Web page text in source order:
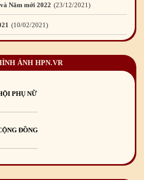
Năm mới 2022 23/12/2021
10/02/2021
22/01/2020
Năm mới 2020
Năm mới 2019
Năm mới 2026 24/12/2025
ẢNH HPN.VR
PHỤ NỮ
ĐỒNG